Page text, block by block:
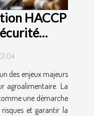
HACCP
des enjeux majeurs
agroalimentaire. La
une démarche
et garantir la